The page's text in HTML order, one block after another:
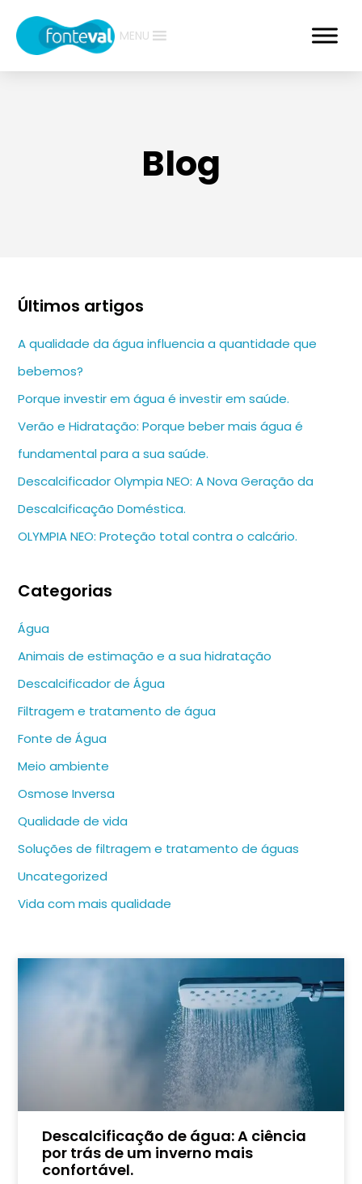
MENU
Blog
Últimos artigos
A qualidade da água influencia a quantidade que
bebemos?
Porque investir em água é investir em saúde.
Verão e Hidratação: Porque beber mais água é
fundamental para a sua saúde.
Descalcificador Olympia NEO: A Nova Geração da
Descalcificação Doméstica.
OLYMPIA NEO: Proteção total contra o calcário.
Categorias
Água
Animais de estimação e a sua hidratação
Descalcificador de Água
Filtragem e tratamento de água
Fonte de Água
Meio ambiente
Osmose Inversa
Qualidade de vida
Soluções de filtragem e tratamento de águas
Uncategorized
Vida com mais qualidade
Descalcificação de água: A ciência
por trás de um inverno mais
confortável.